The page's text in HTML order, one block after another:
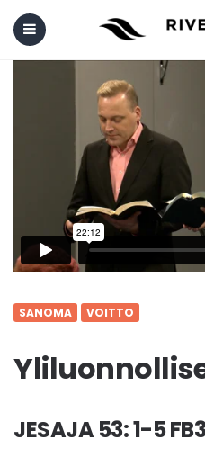
Menu
SANOMA VOITTO
JESAJA 53: 1-5